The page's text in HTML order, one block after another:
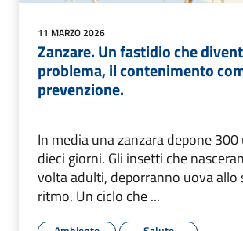
11 MARZO 2026
Zanzare. Un fastidio che
problema, il contenimento
prevenzione.
In media una zanzara depone
dieci giorni. Gli insetti che
volta adulti, deporranno uova allo
ritmo. Un ciclo che ...